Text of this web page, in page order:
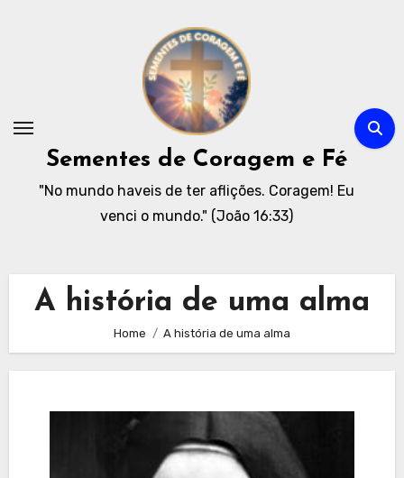
Sementes de Coragem e Fé
"No mundo haveis de ter aflições. Coragem! Eu
venci o mundo." (João 16:33)
A história de uma alma
Home A história de uma alma